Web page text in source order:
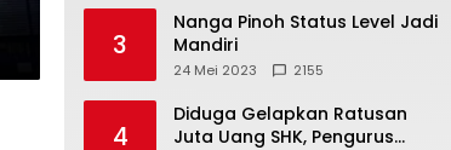
3
Nanga Pinoh Status Level Jadi
Mandiri
24 Mei 2023 2155
4
Diduga Gelapkan Ratusan
Juta Uang SHK, Pengurus